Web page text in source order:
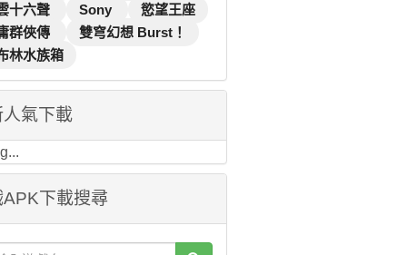
十六聲
Sony
慾望王座
群俠傳
雙穹幻想 Burst！
林水族箱
氣下載
下載搜尋